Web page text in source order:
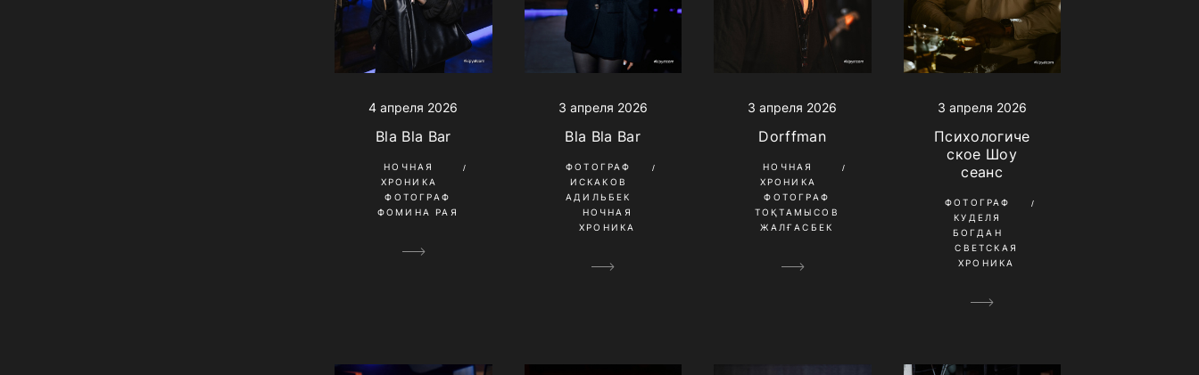
4 апреля 2026
Bla Bla Bar
НОЧНАЯ
ХРОНИКА
ФОТОГРАФ
ФОМИНА РАЯ
3 апреля 2026
Bla Bla Bar
ФОТОГРАФ
ИСКАКОВ
АДИЛЬБЕК
НОЧНАЯ
ХРОНИКА
3 апреля 2026
Dorffman
НОЧНАЯ
ХРОНИКА
ФОТОГРАФ
ТОҚТАМЫСОВ
ЖАЛҒАСБЕК
3 апреля 2026
Психологиче
ское Шоу
сеанс
ФОТОГРАФ
КУДЕЛЯ
БОГДАН
СВЕТСКАЯ
ХРОНИКА